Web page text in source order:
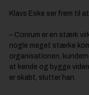
Klavs Eske ser frem til
– Conrum er en stærk
nogle meget stærke
organisationen,
at kende og bygge
er skabt, slutter han.